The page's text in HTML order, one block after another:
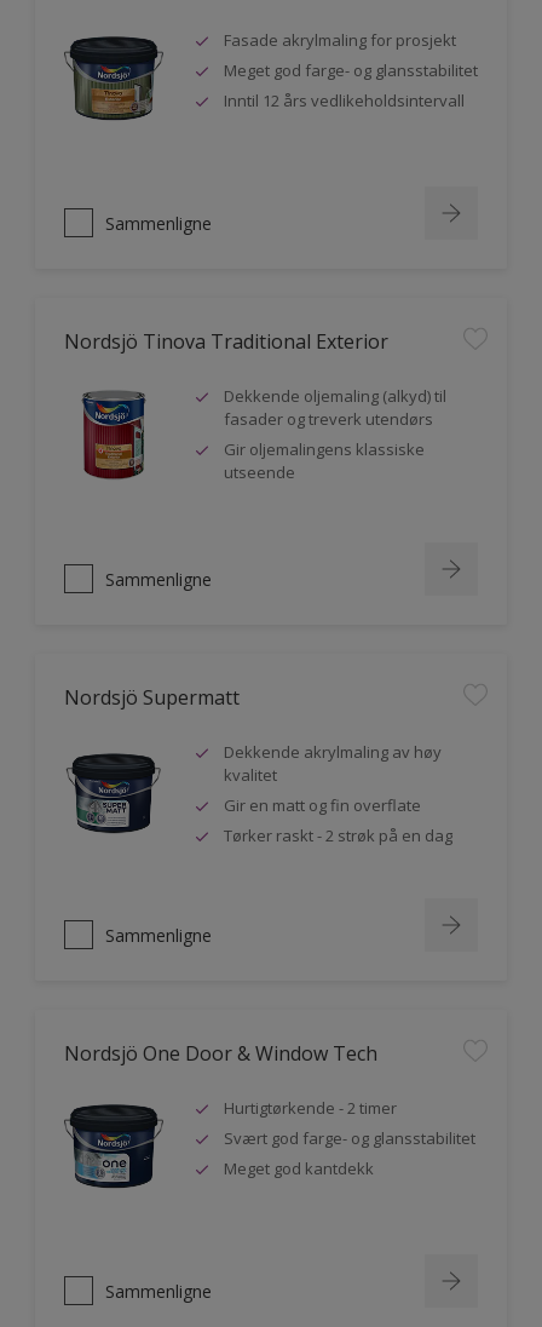
Fasade akrylmaling for prosjekt
Meget god farge- og glansstabilitet
Inntil 12 års vedlikeholdsintervall
Sammenligne
Nordsjö Tinova Traditional Exterior
Dekkende oljemaling (alkyd) til
fasader og treverk utendørs
Gir oljemalingens klassiske
utseende
Sammenligne
Nordsjö Supermatt
Dekkende akrylmaling av høy
kvalitet
Gir en matt og fin overflate
Tørker raskt - 2 strøk på en dag
Sammenligne
Nordsjö One Door & Window Tech
Hurtigtørkende - 2 timer
Svært god farge- og glansstabilitet
Meget god kantdekk
Sammenligne